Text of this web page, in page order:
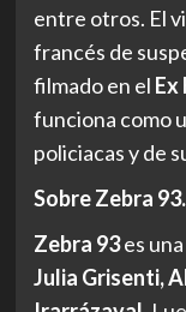
entre otros. El
francés de
filmado en el Ex
funciona como
policiacas y de
Sobre Zebra 93.
Zebra 93es
Julia Grisenti,